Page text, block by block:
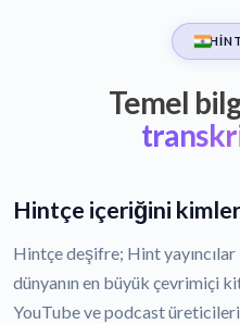
Temel
Hintçe içeriğini
Hintçe deşifre; Hint
dünyanın en büyük çevrimiçi
YouTube ve podcast